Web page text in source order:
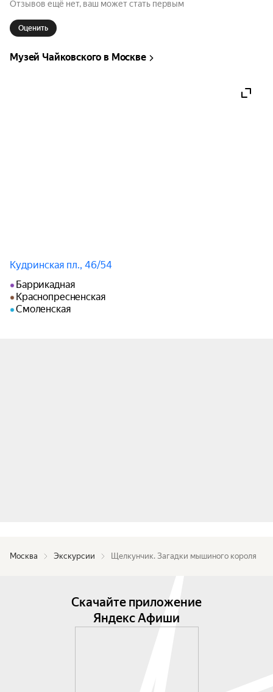
Отзывов ещё нет, ваш может стать первым
Оценить
Музей Чайковского в Москве
Кудринская пл., 46/54
Баррикадная
Краснопресненская
Смоленская
Москва Экскурсии Щелкунчик. Загадки мышиного короля
Скачайте приложение
Яндекс Афиши